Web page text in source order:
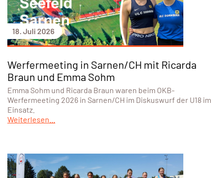
18. Juli 2026
Werfermeeting in Sarnen/CH mit Ricarda
Braun und Emma Sohm
Emma Sohm und Ricarda Braun waren beim OKB-
Werfermeeting 2026 in Sarnen/CH im Diskuswurf der U18 im
Einsatz.
Weiterlesen...